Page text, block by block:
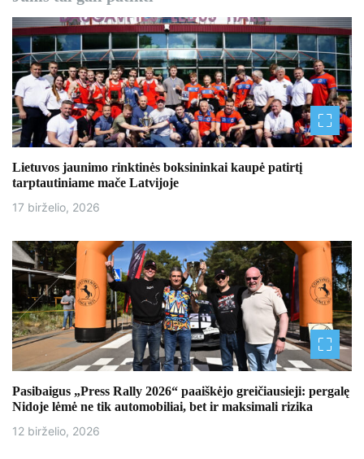
c
i
j
a
t
a
r
į
r
a
š
ų
Lietuvos jaunimo rinktinės boksininkai kaupė patirtį
tarptautiniame mače Latvijoje
17 birželio, 2026
Pasibaigus „Press Rally 2026“ paaiškėjo greičiausieji: pergalę
Nidoje lėmė ne tik automobiliai, bet ir maksimali rizika
12 birželio, 2026